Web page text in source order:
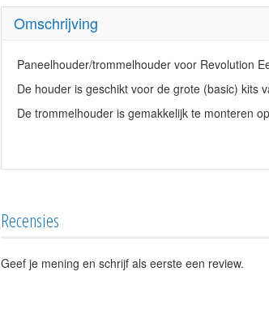
Omschrijving
Paneelhouder/trommelhouder voor Revolution
De houder is geschikt voor de grote (basic) kits
De trommelhouder is gemakkelijk te monteren
Recensies
Geef je mening en schrijf als eerste een review.